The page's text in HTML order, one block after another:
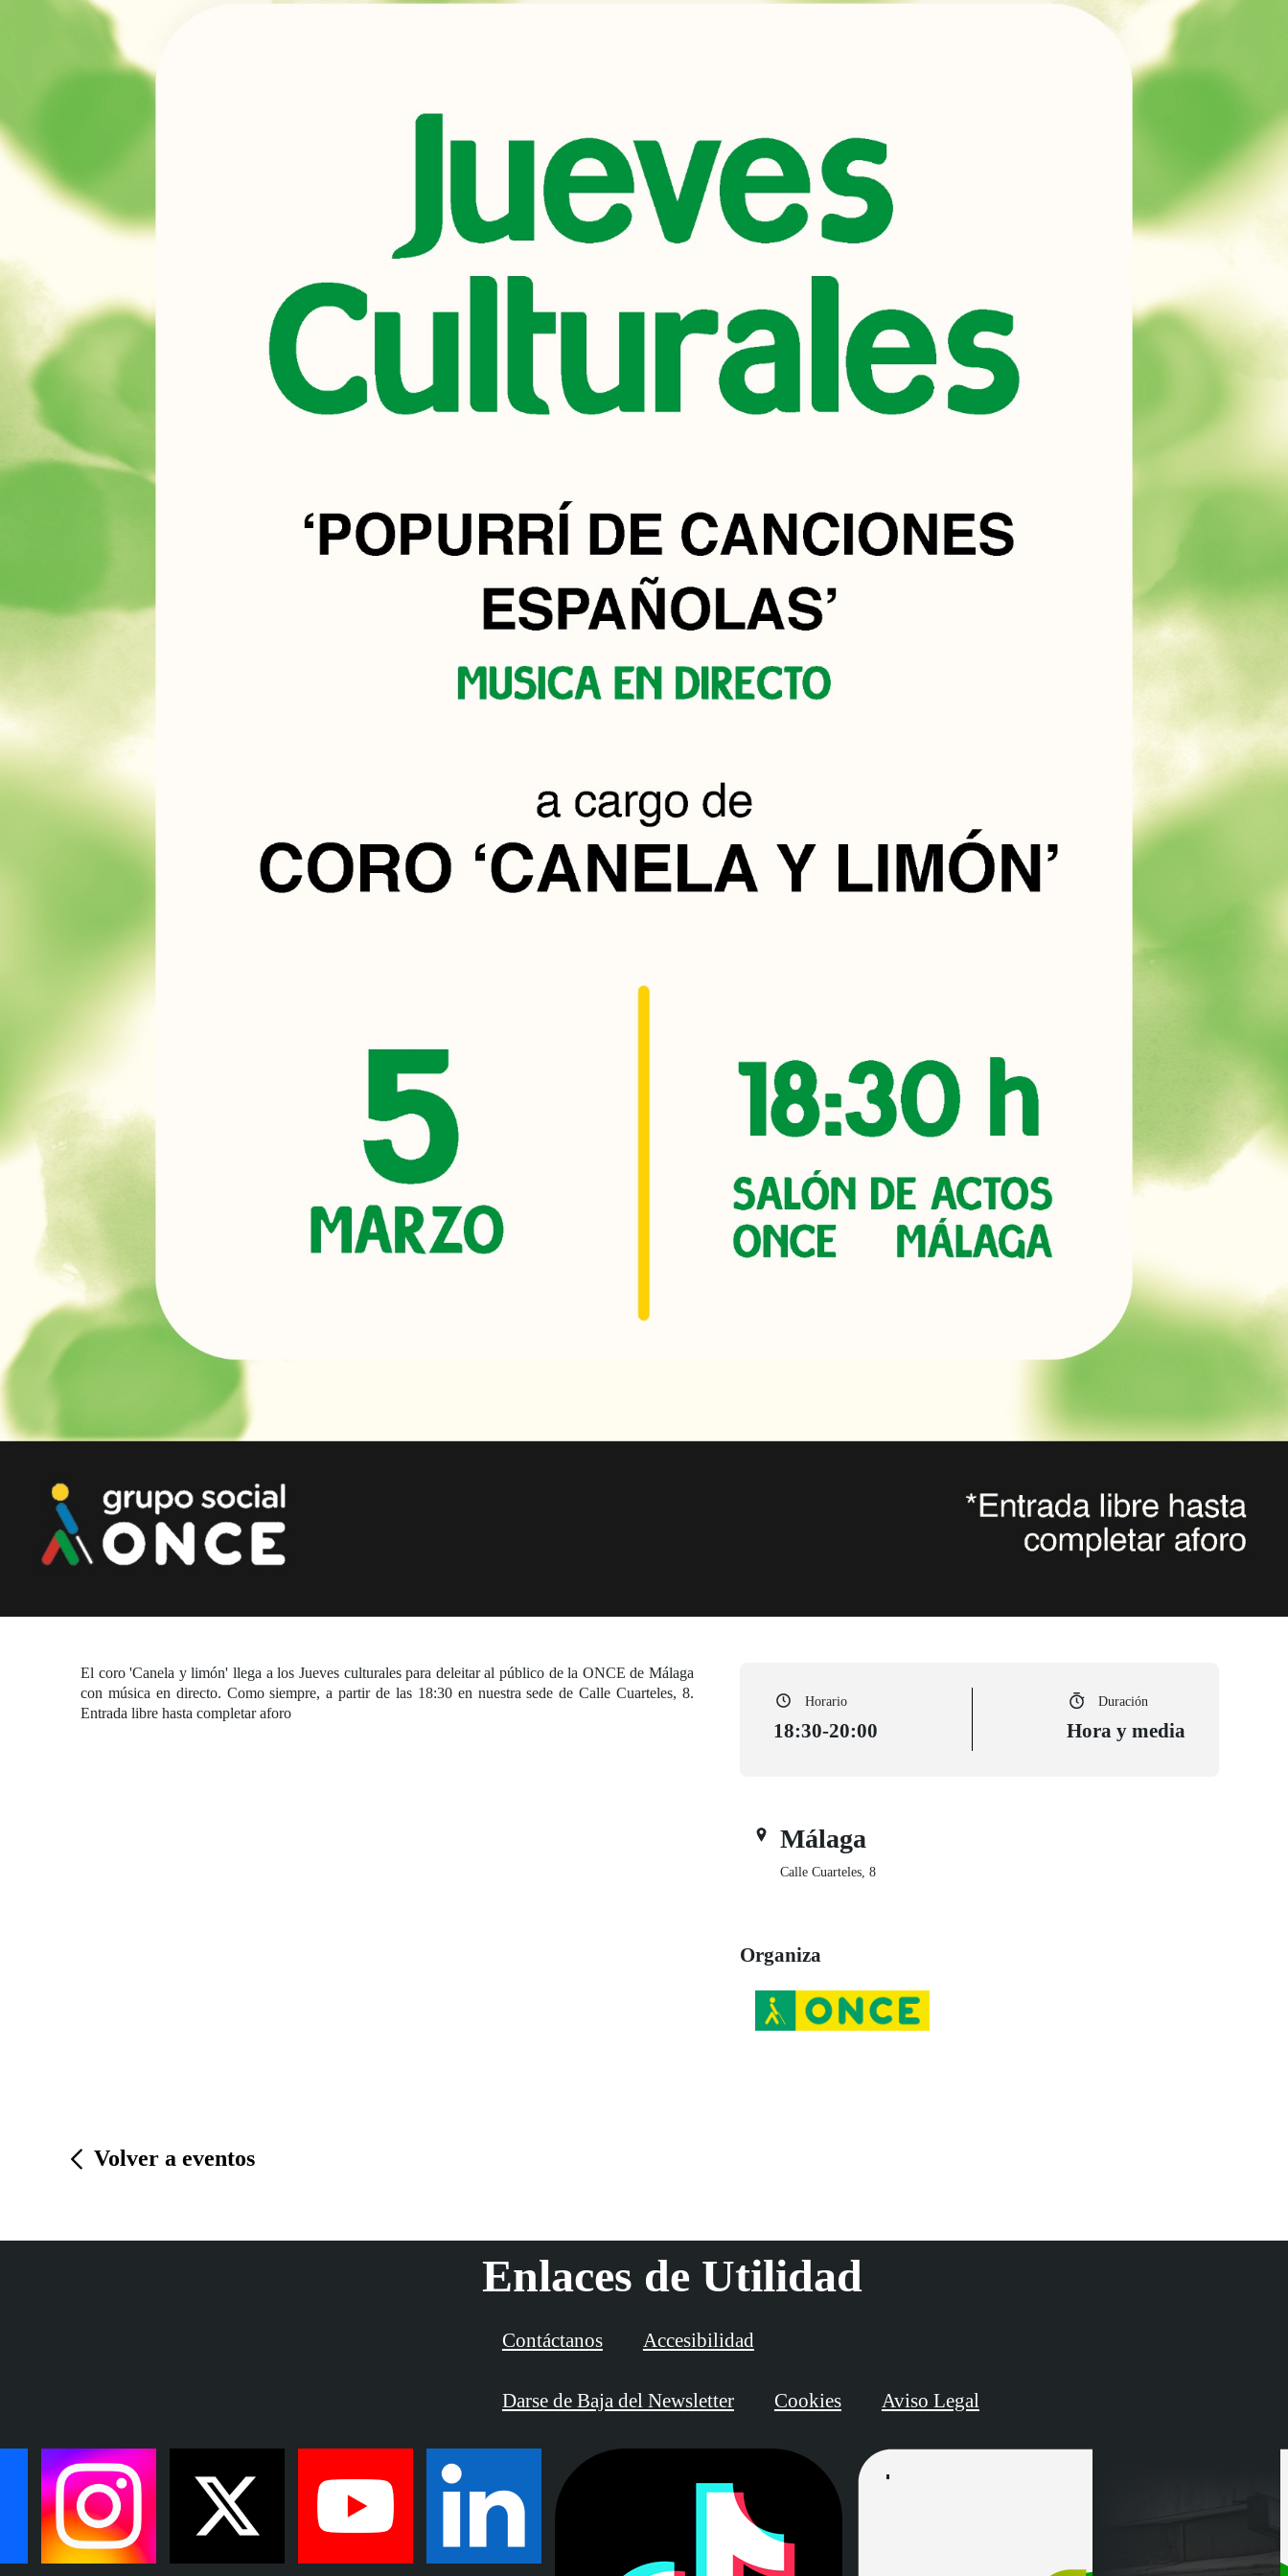
El coro 'Canela y limón' llega a los Jueves culturales para deleitar al público de la ONCE de Málaga
con música en directo. Como siempre, a partir de las 18:30 en nuestra sede de Calle Cuarteles, 8.
Entrada libre hasta completar aforo
Horario
18:30-20:00
Duración
Hora y media
Málaga
Calle Cuarteles, 8
Organiza
Volver a eventos
Enlaces de Utilidad
Contáctanos Accesibilidad
Darse de Baja del Newsletter Cookies Aviso Legal